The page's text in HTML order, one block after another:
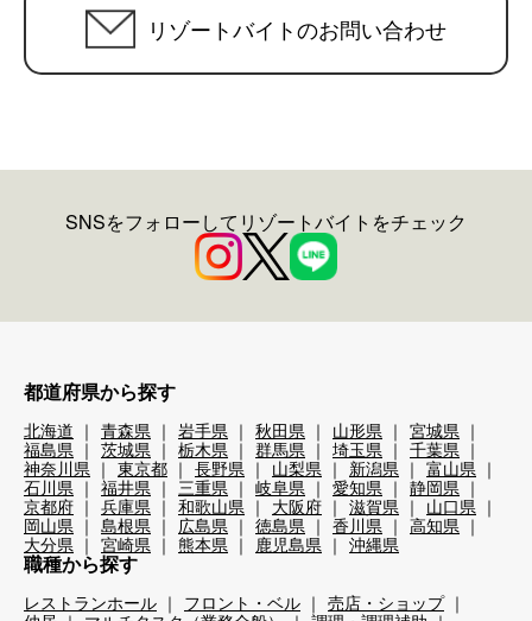
リゾートバイトのお問い合わせ
SNSをフォローしてリゾートバイトをチェック
都道府県から探す
北海道 青森県 岩手県 秋田県 山形県
宮城県
福島県
茨城県 栃木県 群馬県 埼玉県
千葉県
神奈川県
東京都 長野県 山梨県 新潟県
富山県
石川県
福井県 三重県 岐阜県 愛知県
静岡県
京都府
兵庫県 和歌山県 大阪府 滋賀県
山口県
岡山県
島根県 広島県 徳島県 香川県
高知県
大分県
宮崎県 熊本県 鹿児島県 沖縄県
職種から探す
レストランホール フロント・ベル
売店・ショップ